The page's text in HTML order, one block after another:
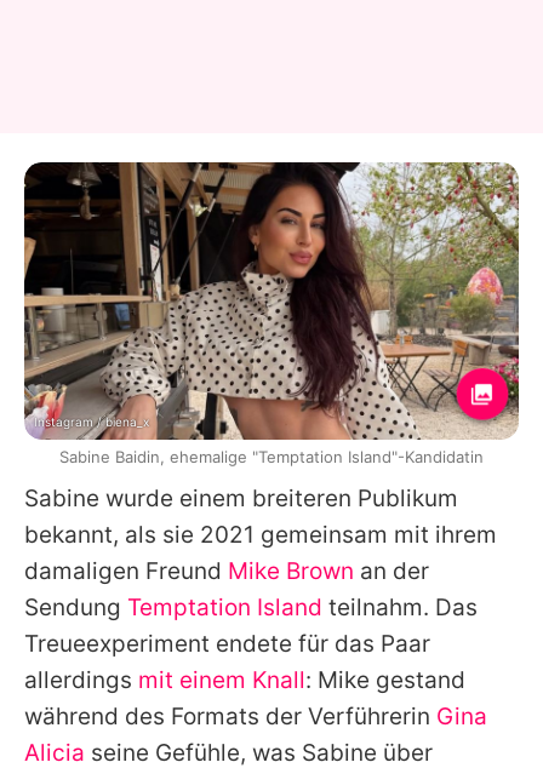
Sabine wurde einem breiteren Publikum
bekannt, als sie 2021 gemeinsam mit ihrem
damaligen Freund Mike Brown an der
Sendung Temptation Island teilnahm. Das
Treueexperiment endete für das Paar
allerdings mit einem Knall: Mike gestand
während des Formats der Verführerin Gina
Alicia seine Gefühle, was Sabine über
Instagram / biena_x
Sabine Baidin, ehemalige "Temptation Island"-Kandidatin